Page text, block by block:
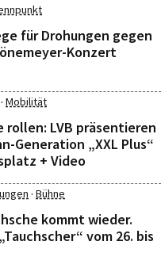
für Drohungen gegen
Konzert
· Mobilität
rollen: LVB präsentieren
Generation „XXL Plus“
+ Video
· Bühne
kommt wieder.
vom 26. bis